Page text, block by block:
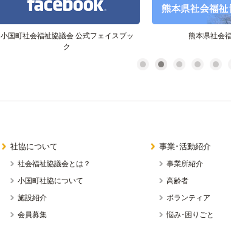
小国町社会福祉協議会 公式フェイスブッ
ク
熊本県社会
1 2 3 4 5
社協について
社会福祉協議会とは？
小国町社協について
施設紹介
会員募集
事業･活動紹介
事業所紹介
高齢者
ボランティア
悩み･困りごと